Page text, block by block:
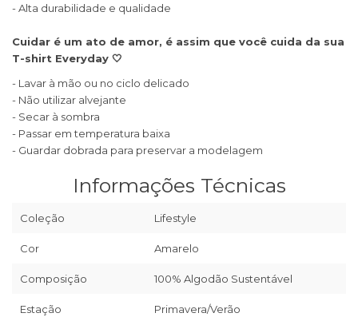
- Alta durabilidade e qualidade
Cuidar é um ato de amor, é assim que você cuida da sua
T-shirt Everyday 🤍
- Lavar à mão ou no ciclo delicado
- Não utilizar alvejante
- Secar à sombra
- Passar em temperatura baixa
- Guardar dobrada para preservar a modelagem
Informações Técnicas
Coleção Lifestyle
Cor Amarelo
Composição 100% Algodão Sustentável
Estação Primavera/Verão